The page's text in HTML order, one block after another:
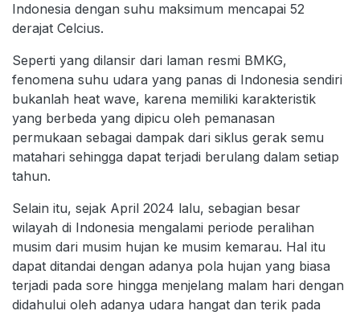
Indonesia dengan suhu maksimum mencapai 52
derajat Celcius.
Seperti yang dilansir dari laman resmi BMKG,
fenomena suhu udara yang panas di Indonesia sendiri
bukanlah heat wave, karena memiliki karakteristik
yang berbeda yang dipicu oleh pemanasan
permukaan sebagai dampak dari siklus gerak semu
matahari sehingga dapat terjadi berulang dalam setiap
tahun.
Selain itu, sejak April 2024 lalu, sebagian besar
wilayah di Indonesia mengalami periode peralihan
musim dari musim hujan ke musim kemarau. Hal itu
dapat ditandai dengan adanya pola hujan yang biasa
terjadi pada sore hingga menjelang malam hari dengan
didahului oleh adanya udara hangat dan terik pada